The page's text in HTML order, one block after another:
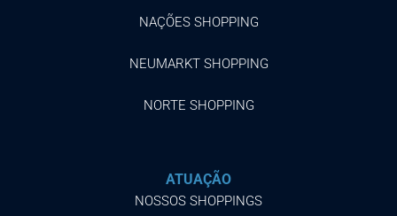
NAÇÕES SHOPPING
NEUMARKT SHOPPING
NORTE SHOPPING
ATUAÇÃO
NOSSOS SHOPPINGS